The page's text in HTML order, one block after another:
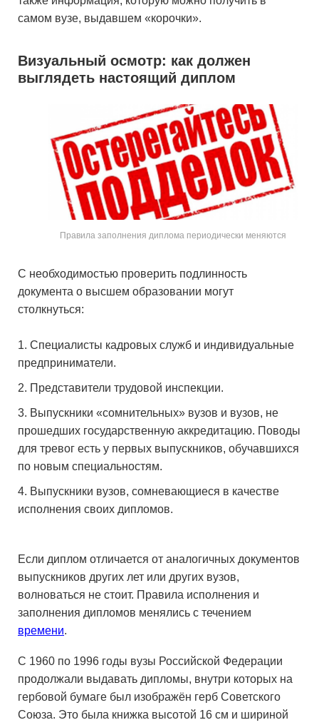
самом вузе, выдавшем «корочки».
Визуальный осмотр: как должен
выглядеть настоящий диплом
Правила заполнения диплома периодически меняются
С необходимостью проверить подлинность
документа о высшем образовании могут
столкнуться:
Специалисты кадровых служб и индивидуальные
предприниматели.
Представители трудовой инспекции.
Выпускники «сомнительных» вузов и вузов, не
прошедших государственную аккредитацию. Поводы
для тревог есть у первых выпускников, обучавшихся
по новым специальностям.
Выпускники вузов, сомневающиеся в качестве
исполнения своих дипломов.
Если диплом отличается от аналогичных документов
выпускников других лет или других вузов,
волноваться не стоит. Правила исполнения и
заполнения дипломов менялись с течением
времени.
С 1960 по 1996 годы вузы Российской Федерации
продолжали выдавать дипломы, внутри которых на
гербовой бумаге был изображён герб Советского
Союза. Это была книжка высотой 16 см и шириной